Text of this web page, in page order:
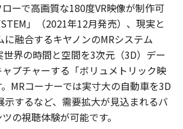
ーで高画質な180度VR映像が制作可
」（2021年12月発売）、現実と
に融合するキヤノンのMRシステム
世界の時間と空間を3次元（3D）デー
プチャーする「ボリュメトリック映
MRコーナーでは実寸大の自動車を3D
示するなど、需要拡大が見込まれるバ
の視聴体験が可能です。